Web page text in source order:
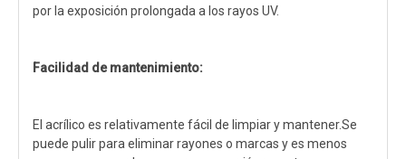
por la exposición prolongada a los rayos UV.
Facilidad de mantenimiento:
El acrílico es relativamente fácil de limpiar y mantener.Se
puede pulir para eliminar rayones o marcas y es menos